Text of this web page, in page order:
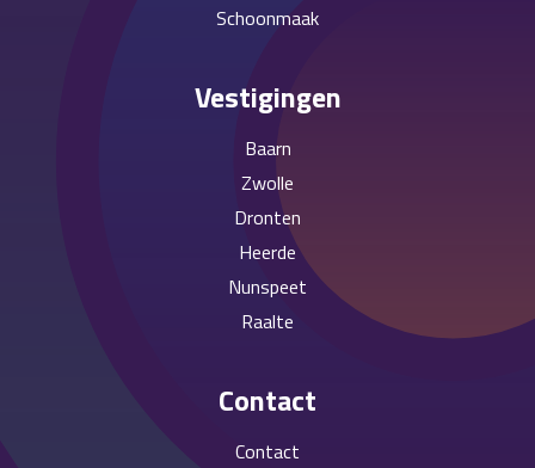
Schoonmaak
Vestigingen
Baarn
Zwolle
Dronten
Heerde
Nunspeet
Raalte
Contact
Contact